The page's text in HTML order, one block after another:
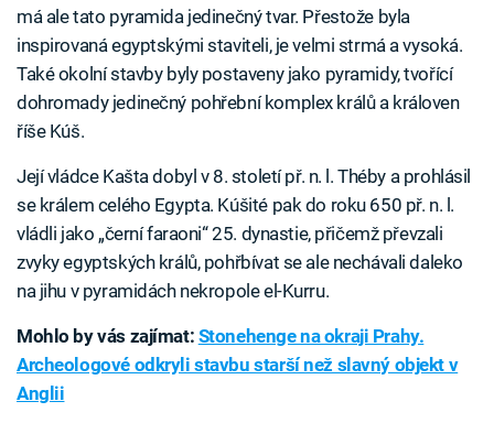
má ale tato pyramida jedinečný tvar. Přestože byla
inspirovaná egyptskými staviteli, je velmi strmá a vysoká.
Také okolní stavby byly postaveny jako pyramidy, tvořící
dohromady jedinečný pohřební komplex králů a královen
říše Kúš.
Její vládce Kašta dobyl v 8. století př. n. l. Théby a prohlásil
se králem celého Egypta. Kúšité pak do roku 650 př. n. l.
vládli jako „černí faraoni“ 25. dynastie, přičemž převzali
zvyky egyptských králů, pohřbívat se ale nechávali daleko
na jihu v pyramidách nekropole el-Kurru.
Mohlo by vás zajímat: Stonehenge na okraji Prahy.
Archeologové odkryli stavbu starší než slavný objekt v
Anglii